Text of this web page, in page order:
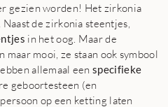
gezien worden! Het zirkonia
de zirkonia steentjes,
in het oog. Maar de
mooi, ze staan ook symbool
allemaal eenspecifieke
geboortesteen (en
op een ketting laten